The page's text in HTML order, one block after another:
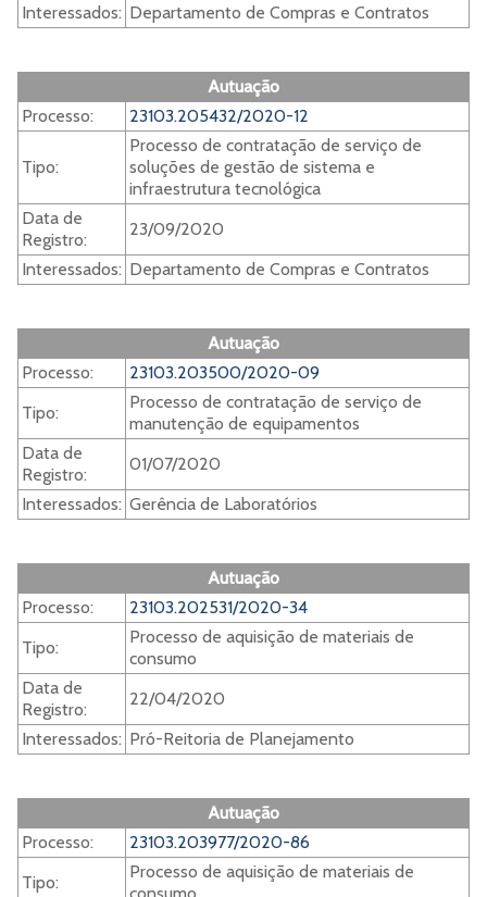
Interessados: Departamento de Compras e Contratos
Autuação
Processo:
23103.205432/2020-12
Tipo:
Processo de contratação de serviço de
soluções de gestão de sistema e
infraestrutura tecnológica
Data de
Registro:
23/09/2020
Interessados: Departamento de Compras e Contratos
Autuação
Processo:
23103.203500/2020-09
Tipo:
Processo de contratação de serviço de
manutenção de equipamentos
Data de
Registro:
01/07/2020
Interessados: Gerência de Laboratórios
Autuação
Processo:
23103.202531/2020-34
Tipo:
Processo de aquisição de materiais de
consumo
Data de
Registro:
22/04/2020
Interessados: Pró-Reitoria de Planejamento
Autuação
Processo:
23103.203977/2020-86
Tipo:
Processo de aquisição de materiais de